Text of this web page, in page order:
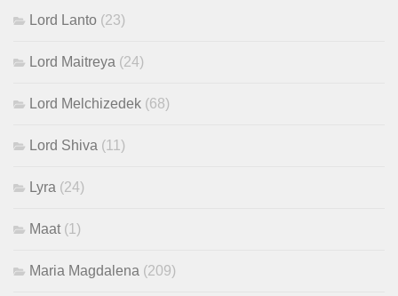
Lord Lanto (23)
Lord Maitreya (24)
Lord Melchizedek (68)
Lord Shiva (11)
Lyra (24)
Maat (1)
Maria Magdalena (209)